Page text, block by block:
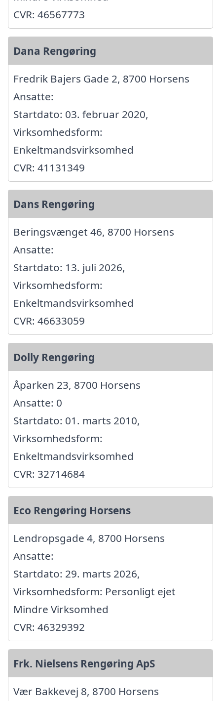
CVR: 46567773
Dana Rengøring
Fredrik Bajers Gade 2, 8700 Horsens
Ansatte:
Startdato: 03. februar 2020,
Virksomhedsform:
Enkeltmandsvirksomhed
CVR: 41131349
Dans Rengøring
Beringsvænget 46, 8700 Horsens
Ansatte:
Startdato: 13. juli 2026,
Virksomhedsform:
Enkeltmandsvirksomhed
CVR: 46633059
Dolly Rengøring
Åparken 23, 8700 Horsens
Ansatte: 0
Startdato: 01. marts 2010,
Virksomhedsform:
Enkeltmandsvirksomhed
CVR: 32714684
Eco Rengøring Horsens
Lendropsgade 4, 8700 Horsens
Ansatte:
Startdato: 29. marts 2026,
Virksomhedsform: Personligt ejet
Mindre Virksomhed
CVR: 46329392
Frk. Nielsens Rengøring ApS
Vær Bakkevej 8, 8700 Horsens